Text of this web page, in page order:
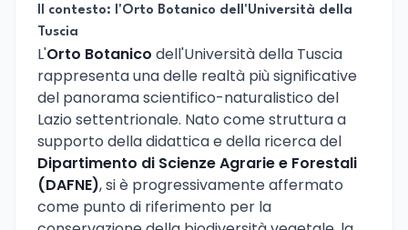
Il contesto: l'Orto Botanico dell'Università della
Tuscia
L'Orto Botanico dell'Università della Tuscia
rappresenta una delle realtà più significative
del panorama scientifico-naturalistico del
Lazio settentrionale. Nato come struttura a
supporto della didattica e della ricerca del
Dipartimento di Scienze Agrarie e Forestali
(DAFNE), si è progressivamente affermato
come punto di riferimento per la